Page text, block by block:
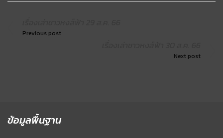
Previous post
Next post
ข้อมูลพื้นฐาน